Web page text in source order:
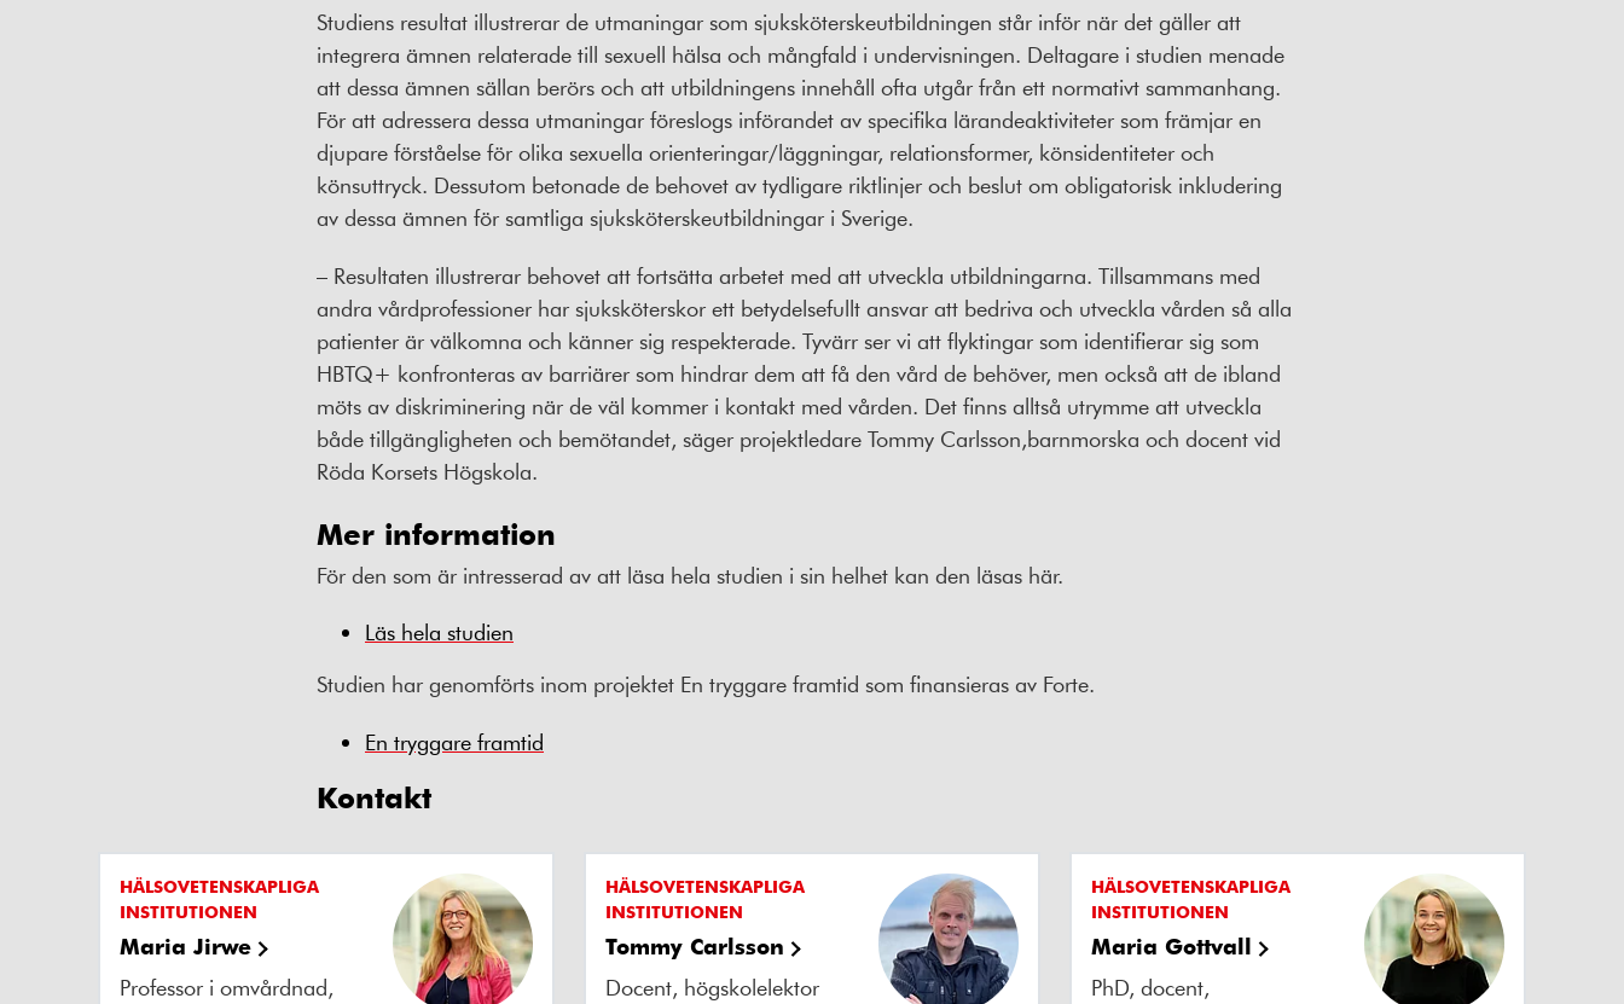
Studiens resultat illustrerar de utmaningar som sjuksköterskeutbildningen står inför när det gäller att
integrera ämnen relaterade till sexuell hälsa och mångfald i undervisningen. Deltagare i studien menade
att dessa ämnen sällan berörs och att utbildningens innehåll ofta utgår från ett normativt sammanhang.
För att adressera dessa utmaningar föreslogs införandet av specifika lärandeaktiviteter som främjar en
djupare förståelse för olika sexuella orienteringar/läggningar, relationsformer, könsidentiteter och
könsuttryck. Dessutom betonade de behovet av tydligare riktlinjer och beslut om obligatorisk inkludering
av dessa ämnen för samtliga sjuksköterskeutbildningar i Sverige.
– Resultaten illustrerar behovet att fortsätta arbetet med att utveckla utbildningarna. Tillsammans med
andra vårdprofessioner har sjuksköterskor ett betydelsefullt ansvar att bedriva och utveckla vården så alla
patienter är välkomna och känner sig respekterade. Tyvärr ser vi att flyktingar som identifierar sig som
HBTQ+ konfronteras av barriärer som hindrar dem att få den vård de behöver, men också att de ibland
möts av diskriminering när de väl kommer i kontakt med vården. Det finns alltså utrymme att utveckla
både tillgängligheten och bemötandet, säger projektledare Tommy Carlsson,barnmorska och docent vid
Röda Korsets Högskola.
Mer information
För den som är intresserad av att läsa hela studien i sin helhet kan den läsas här.
Läs hela studien
Studien har genomförts inom projektet En tryggare framtid som finansieras av Forte.
En tryggare framtid
Kontakt
HÄLSOVETENSKAPLIGA
INSTITUTIONEN
Maria Jirwe
Professor i omvårdnad,
HÄLSOVETENSKAPLIGA
INSTITUTIONEN
Tommy Carlsson
Docent, högskolelektor
HÄLSOVETENSKAPLIGA
INSTITUTIONEN
Maria Gottvall
PhD, docent,